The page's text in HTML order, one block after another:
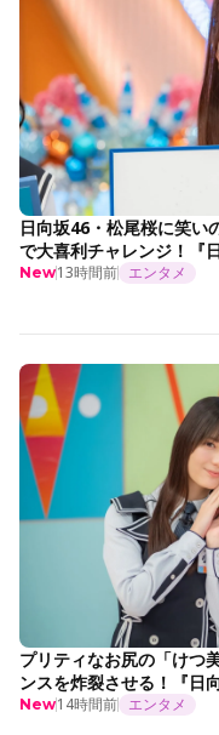
日向坂46・松尾桜に笑い
で大喜利チャレンジ！『
New13時間前 エンタメ
プリティなお尻の「けつ
ンスを炸裂させる！『日
New14時間前 エンタメ